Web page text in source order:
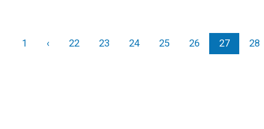
1 ‹Назад
22 23 24 25 26 27 28